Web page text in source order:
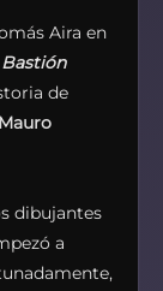
Aira en
Bastión
de
Mauro
dibujantes
a